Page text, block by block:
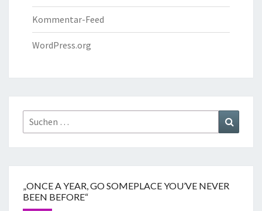
Kommentar-Feed
WordPress.org
„ONCE A YEAR, GO SOMEPLACE YOU’VE NEVER
BEEN BEFORE“